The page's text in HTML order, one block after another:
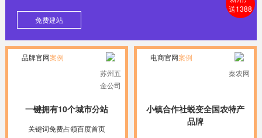
免费建站
品牌官网案例
苏州五
金公司
一键拥有10个城市分站
关键词免费占领百度首页
电商官网案例
秦农网
小镇合作社蜕变全国农特产
品牌
送1388